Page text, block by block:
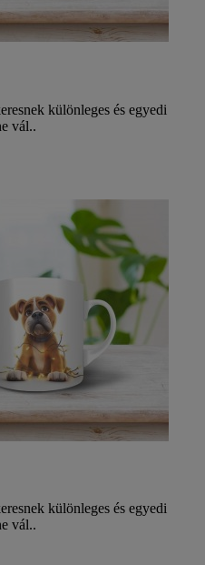
különleges és egyedi
vál..
különleges és egyedi
vál..